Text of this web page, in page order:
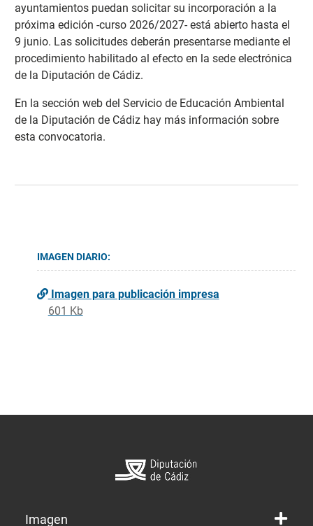
ayuntamientos puedan solicitar su incorporación a la
próxima edición -curso 2026/2027- está abierto hasta el
9 junio. Las solicitudes deberán presentarse mediante el
procedimiento habilitado al efecto en la sede electrónica
de la Diputación de Cádiz.
En la sección web del Servicio de Educación Ambiental
de la Diputación de Cádiz hay más información sobre
esta convocatoria.
IMAGEN DIARIO:
Imagen para publicación impresa
601 Kb
Imagen